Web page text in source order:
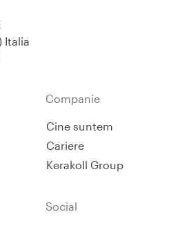
Italia
Companie
Cine suntem
Cariere
Kerakoll Group
Social